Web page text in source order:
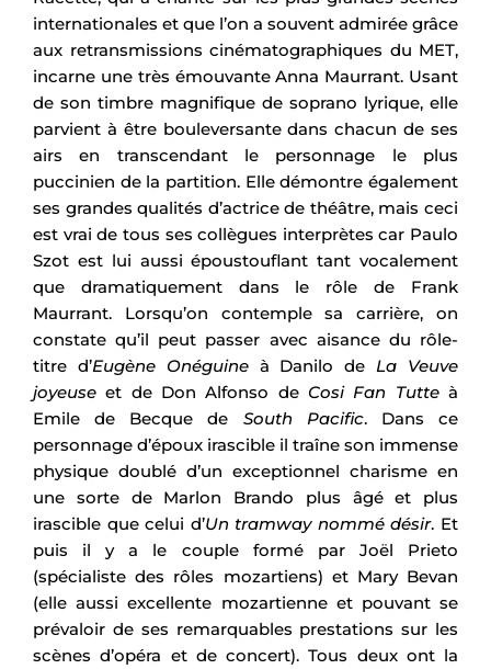
internationales et que l’on a souvent admirée grâce
aux retransmissions cinématographiques du MET,
incarne une très émouvante Anna Maurrant. Usant
de son timbre magnifique de soprano lyrique, elle
parvient à être bouleversante dans chacun de ses
airs en transcendant le personnage le plus
puccinien de la partition. Elle démontre également
ses grandes qualités d’actrice de théâtre, mais ceci
est vrai de tous ses collègues interprètes car Paulo
Szot est lui aussi époustouflant tant vocalement
que dramatiquement dans le rôle de Frank
Maurrant. Lorsqu’on contemple sa carrière, on
constate qu’il peut passer avec aisance du rôle-
titre d’Eugène Onéguineà Danilo de La Veuve
joyeuse et de Don Alfonso de Cosi Fan Tutteà
Emile de Becque de South Pacific. Dans ce
personnage d’époux irascible il traîne son immense
physique doublé d’un exceptionnel charisme en
une sorte de Marlon Brando plus âgé et plus
irascible que celui d’Un tramway nommé désir. Et
puis il y a le couple formé par Joël Prieto
(spécialiste des rôles mozartiens) et Mary Bevan
(elle aussi excellente mozartienne et pouvant se
prévaloir de ses remarquables prestations sur les
scènes d’opéra et de concert). Tous deux ont la